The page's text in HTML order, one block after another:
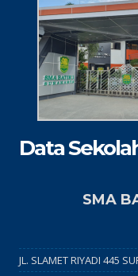
Data
SMA
JL. SLAMET RIYADI 445